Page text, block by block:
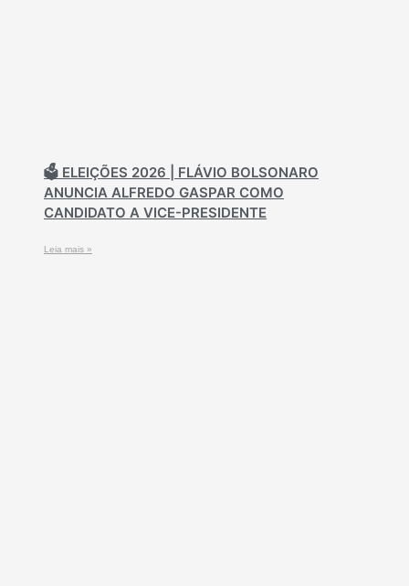
🗳️ ELEIÇÕES 2026 | FLÁVIO BOLSONARO
ANUNCIA ALFREDO GASPAR COMO
CANDIDATO A VICE-PRESIDENTE
Leia mais »